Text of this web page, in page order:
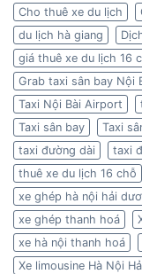
Cho thuê xe du lịch
du lịch hà giang
giá thuê xe du lịch 16
Grab taxi sân bay Nội
Taxi Nội Bài Airport
Taxi sân bay
Taxi
taxi đường dài
taxi
thuê xe du lịch 16 chỗ
xe ghép hà nội hải
xe ghép thanh hoá
xe hà nội thanh hoá
Xe limousine Hà Nội